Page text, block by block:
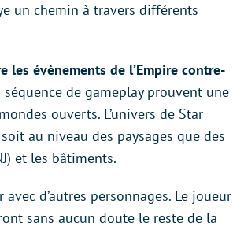
un chemin à travers différents
les évènements de l’Empire contre-
de gameplay prouvent une
ouverts. L’univers de Star
au niveau des paysages que des
et les bâtiments.
d’autres personnages. Le joueur
sans aucun doute le reste de la